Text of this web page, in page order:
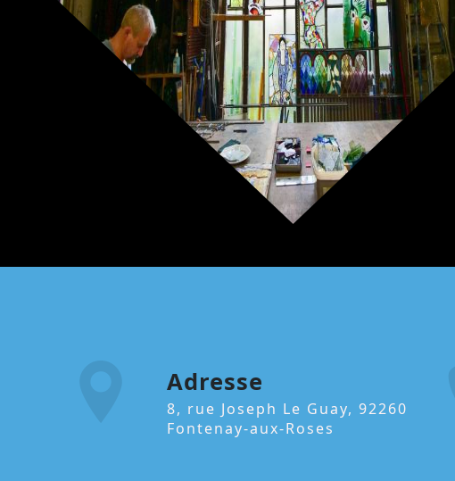
Adresse
8, rue Joseph Le Guay, 92260
Fontenay-aux-Roses